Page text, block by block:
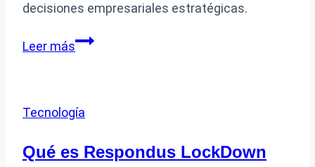
decisiones empresariales estratégicas.
Leer másQué
y
puede
Tecnología
Qué es Respondus LockDown